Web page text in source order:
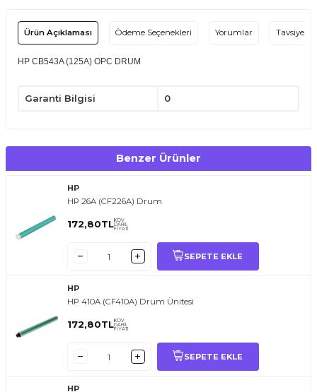
Ürün Açıklaması Ödeme Seçenekleri Yorumlar Tavsiye Et
HP CB543A (125A) OPC DRUM
Garanti Bilgisi 0
Benzer Ürünler
HP
HP 26A (CF226A) Drum
172,80TLKDV
DAHİL
FİYATI
SEPETE EKLE
HP
HP 410A (CF410A) Drum Ünitesi
172,80TLKDV
DAHİL
FİYATI
SEPETE EKLE
HP